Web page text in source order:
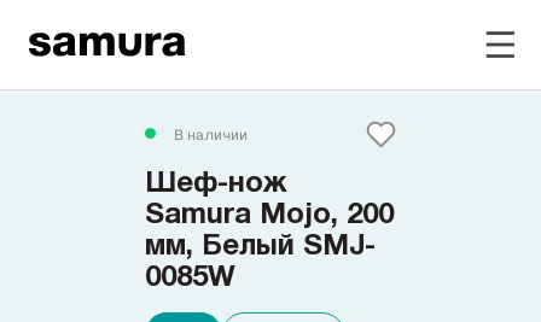
Избранное
Войти в личный кабинет
В наличии
Шеф-нож
Samura Mojo, 200
мм, Белый SMJ-
0085W